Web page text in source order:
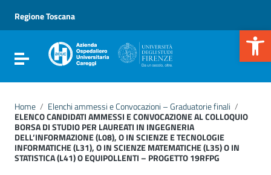
Vai al menu di navigazione
Vai al footer
Regione Toscana
Attiva / disattiva la navigazione
Home / Elenchi ammessi e Convocazioni – Graduatorie finali /
ELENCO CANDIDATI AMMESSI E CONVOCAZIONE AL COLLOQUIO
BORSA DI STUDIO PER LAUREATI IN INGEGNERIA
DELL’INFORMAZIONE (L08), O IN SCIENZE E TECNOLOGIE
INFORMATICHE (L31), O IN SCIENZE MATEMATICHE (L35) O IN
STATISTICA (L41) O EQUIPOLLENTI – PROGETTO 19RFPG